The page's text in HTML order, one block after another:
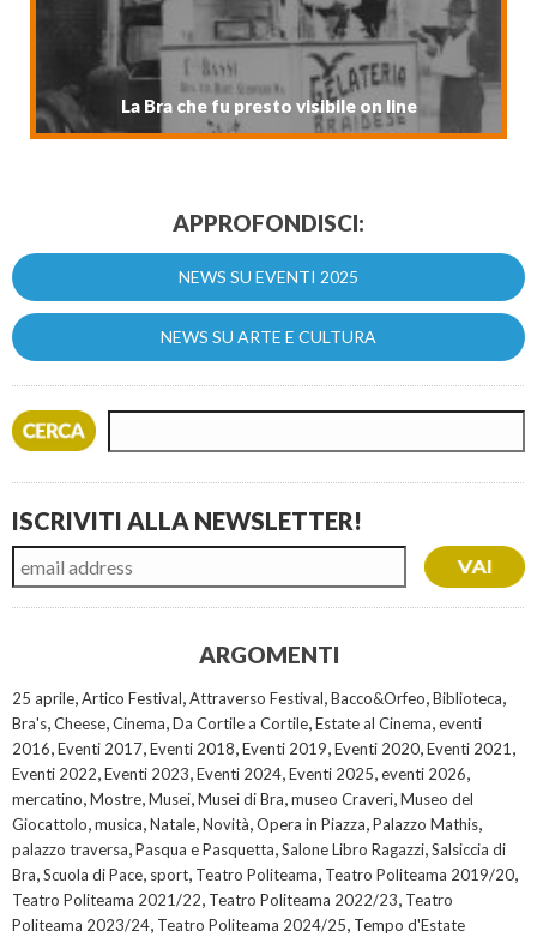
La Bra che fu presto visibile on line
APPROFONDISCI:
NEWS SU EVENTI 2025
NEWS SU ARTE E CULTURA
ISCRIVITI ALLA NEWSLETTER!
ARGOMENTI
25 aprile,Artico Festival,Attraverso Festival,Bacco&Orfeo,Biblioteca,
Bra's,Cheese,Cinema,Da Cortile a Cortile,Estate al Cinema,eventi
2016,Eventi 2017,Eventi 2018,Eventi 2019,Eventi 2020,Eventi 2021,
Eventi 2022,Eventi 2023,Eventi 2024,Eventi 2025,eventi 2026,
mercatino,Mostre,Musei,Musei di Bra,museo Craveri,Museo del
Giocattolo,musica,Natale,Novità,Opera in Piazza,Palazzo Mathis,
palazzo traversa,Pasqua e Pasquetta,Salone Libro Ragazzi,Salsiccia di
Bra,Scuola di Pace, sport, Teatro Politeama, Teatro Politeama 2019/20,
Teatro Politeama 2021/22, Teatro Politeama 2022/23, Teatro
Politeama 2023/24, Teatro Politeama 2024/25, Tempo d'Estate